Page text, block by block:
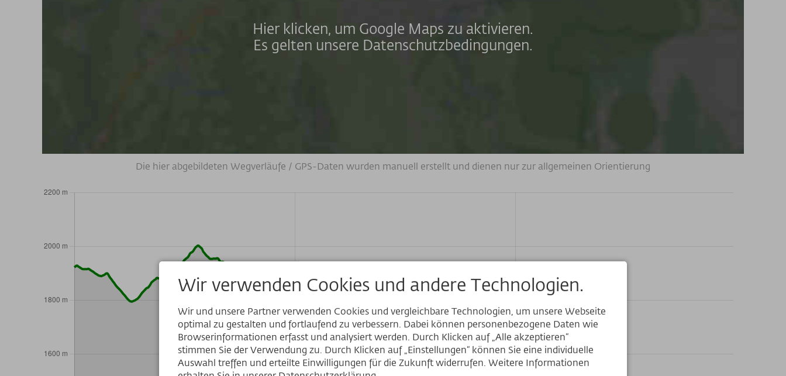
Hier klicken, um Google Maps zu aktivieren.
Es gelten unsere Datenschutzbedingungen.
Die hier abgebildeten Wegverläufe / GPS-Daten wurden manuell erstellt und dienen nur zur allgemeinen Orientierung
Wir verwenden Cookies und andere Technologien.
Wir und unsere Partner verwenden Cookies und vergleichbare Technologien, um unsere Webseite
optimal zu gestalten und fortlaufend zu verbessern. Dabei können personenbezogene Daten wie
Browserinformationen erfasst und analysiert werden. Durch Klicken auf „Alle akzeptieren“
stimmen Sie der Verwendung zu. Durch Klicken auf „Einstellungen“ können Sie eine individuelle
Auswahl treffen und erteilte Einwilligungen für die Zukunft widerrufen. Weitere Informationen
Website
Deutsch